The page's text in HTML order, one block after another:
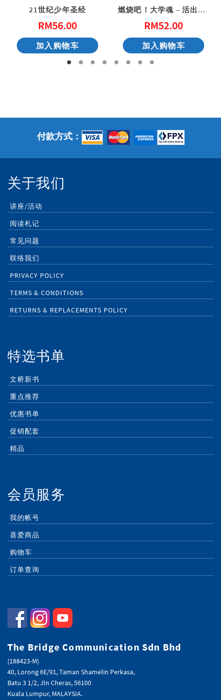
21世纪少年圣经
RM56.00
加入购物车
燃烧吧！大学魂 – 活出得胜的大学生活
RM52.00
加入购物车
付款方式：
关于我们
讲座/活动
阅读札记
常见问题
联络我们
PRIVACY POLICY
TERMS & CONDITIONS
RETURNS & REPLACEMENTS POLICY
特选书单
文桥新书
重点推荐
优惠书单
促销配套
精品
会员服务
我的帐号
喜爱商品
购物车
订单查询
The Bridge Communication Sdn Bhd
(188423-M)
40, Lorong 6E/91, Taman Shamelin Perkasa,
Batu 3 1/2, Jln Cheras, 56100
Kuala Lumpur, MALAYSIA.